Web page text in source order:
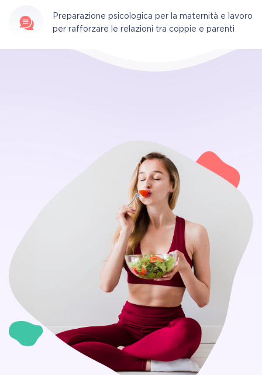
Preparazione psicologica per la maternità e lavoro
per rafforzare le relazioni tra coppie e parenti